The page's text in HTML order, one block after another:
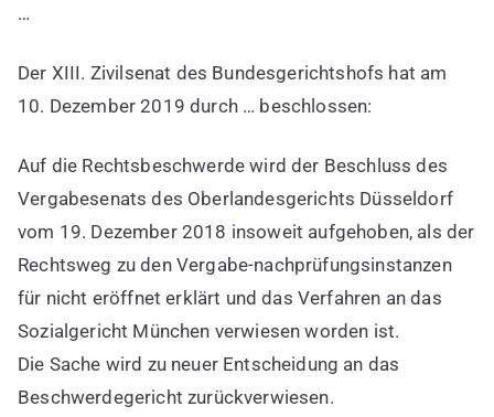
…
Der XIII. Zivilsenat des Bundesgerichtshofs hat am
10. Dezember 2019 durch … beschlossen:
Auf die Rechtsbeschwerde wird der Beschluss des
Vergabesenats des Oberlandesgerichts Düsseldorf
vom 19. Dezember 2018 insoweit aufgehoben, als der
Rechtsweg zu den Vergabe-nachprüfungsinstanzen
für nicht eröffnet erklärt und das Verfahren an das
Sozialgericht München verwiesen worden ist.
Die Sache wird zu neuer Entscheidung an das
Beschwerdegericht zurückverwiesen.